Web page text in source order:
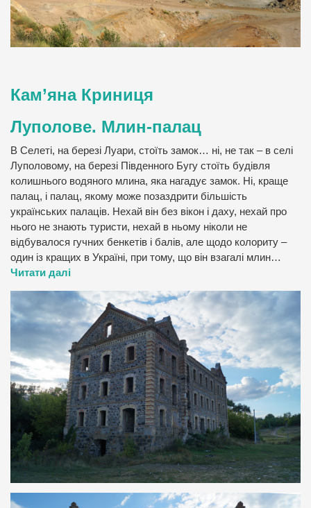
Кам’яна Криниця
Луполове. Млин-палац
В Селеті, на березі Луари, стоїть замок… ні, не так – в селі
Луполовому, на березі Південного Бугу стоїть будівля
колишнього водяного млина, яка нагадує замок. Ні, краще
палац, і палац, якому може позаздрити більшість
українських палаців. Нехай він без вікон і даху, нехай про
нього не знають туристи, нехай в ньому ніколи не
відбувалося гучних бенкетів і балів, але щодо колориту –
один із кращих в Україні, при тому, що він взагалі млин…
Читати далі